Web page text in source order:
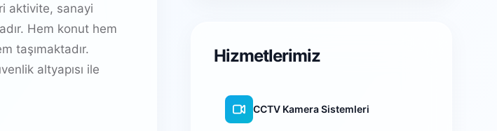
aktivite, sanayi
Hem konut hem
taşımaktadır.
altyapısı ile
Hizmetlerimiz
CCTV Kamera Sistemleri